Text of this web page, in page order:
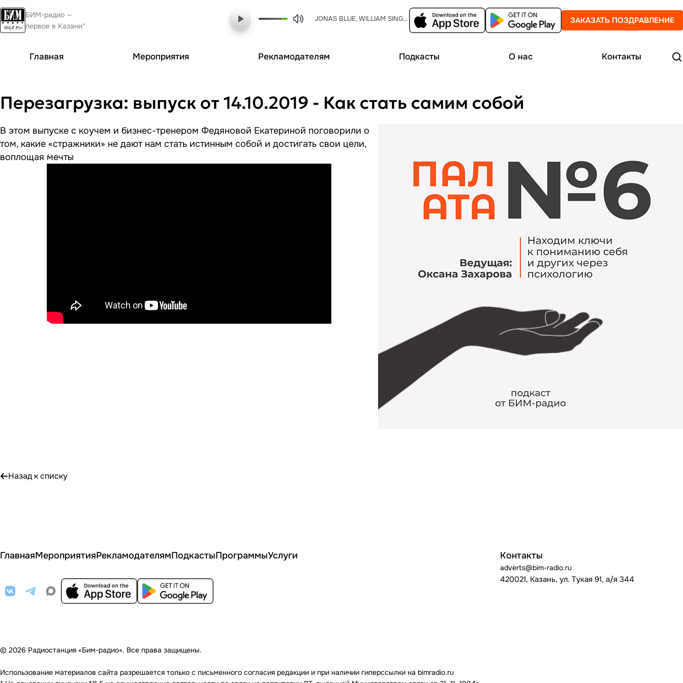
БИМ-радио —
первое в Казани*
JONAS BLUE, WILLIAM SINGE - mama mix ЗАКАЗАТЬ ПОЗДРАВЛЕНИЕ
Главная Мероприятия Рекламодателям Подкасты О нас Контакты
Перезагрузка: выпуск от 14.10.2019 - Как стать самим собой
В этом выпуске с коучем и бизнес-тренером Федяновой Екатериной поговорили о
том, какие «стражники» не дают нам стать истинным собой и достигать свои цели,
воплощая мечты
Назад к списку
ГлавнаяМероприятияРекламодателямПодкастыПрограммыУслуги Контакты
adverts@bim-radio.ru
420021, Казань, ул. Тукая 91, а/я 344
© 2026 Радиостанция «Бим-радио». Все права защищены.
Использование материалов сайта разрешается только с письменного согласия редакции и при наличии гиперссылки на bimradio.ru